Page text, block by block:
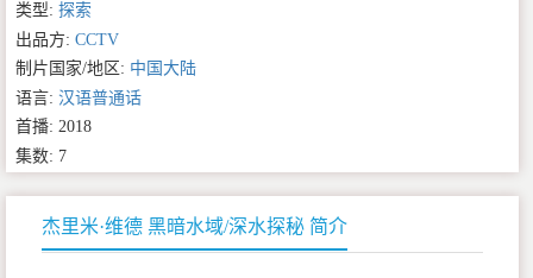
类型: 探索
出品方: CCTV
制片国家/地区: 中国大陆
语言: 汉语普通话
首播: 2018
集数: 7
杰里米·维德 黑暗水域/深水探秘 简介